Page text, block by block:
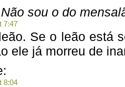
sou o do
7:47
Se o leão está
ele já morreu de
8:04